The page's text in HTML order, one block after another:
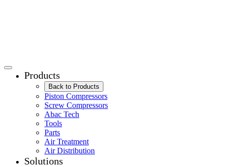
Products
Back to Products
Piston Compressors
Screw Compressors
Abac Tech
Tools
Parts
Air Treatment
Air Distribution
Solutions